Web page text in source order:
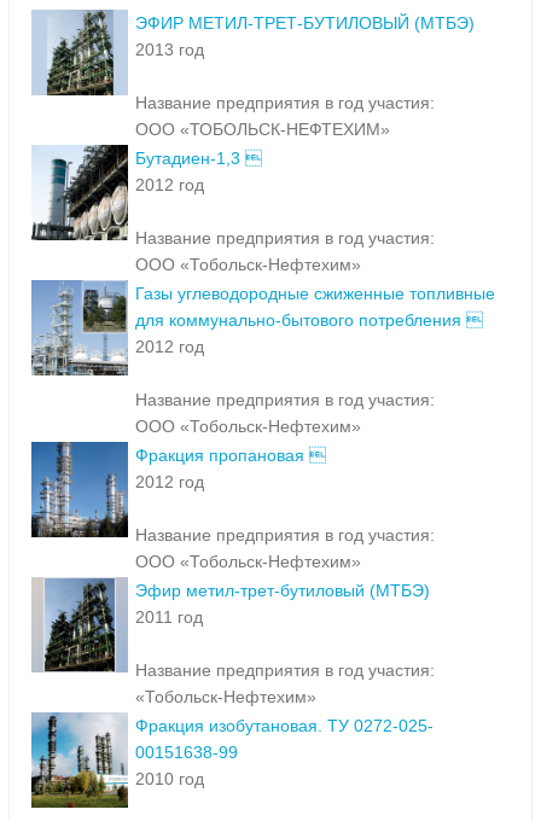
ЭФИР МЕТИЛ-ТРЕТ-БУТИЛОВЫЙ (МТБЭ)
2013 год
Название предприятия в год участия:
ООО «ТОБОЛЬСК-НЕФТЕХИМ»
Бутадиен-1,3 
2012 год
Название предприятия в год участия:
ООО «Тобольск-Нефтехим»
Газы углеводородные сжиженные топливные
для коммунально-бытового потребления 
2012 год
Название предприятия в год участия:
ООО «Тобольск-Нефтехим»
Фракция пропановая 
2012 год
Название предприятия в год участия:
ООО «Тобольск-Нефтехим»
Эфир метил-трет-бутиловый (МТБЭ)
2011 год
Название предприятия в год участия:
«Тобольск-Нефтехим»
Фракция изобутановая. ТУ 0272-025-
00151638-99
2010 год